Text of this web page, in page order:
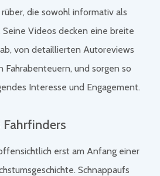
die sowohl informativ als
Seine Videos decken eine breite
von detaillierten Autoreviews
Fahrabenteuern, und sorgen so
Interesse und Engagement.
erst am Anfang einer
Schnappaufs